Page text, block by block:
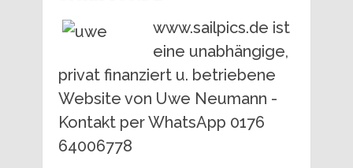
www.sailpics.de ist
eine unabhängige,
privat finanziert u. betriebene
Website von Uwe Neumann -
Kontakt per WhatsApp 0176
64006778